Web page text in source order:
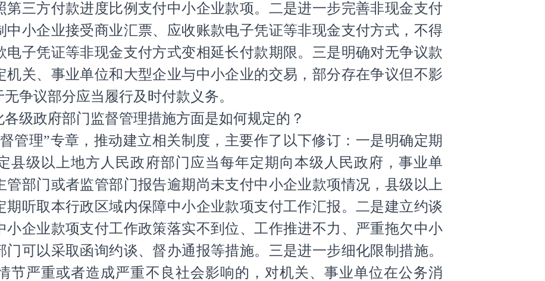
第三方付款进度比例支付中小企业款项。二是进一步完善非现金支付
中小企业接受商业汇票、应收账款电子凭证等非现金支付方式，不得
电子凭证等非现金支付方式变相延长付款期限。三是明确对无争议款
机关、事业单位和大型企业与中小企业的交易，部分存在争议但不影
争议部分应当履行及时付款义务。
政府部门监督管理措施方面是如何规定的？
理”专章，推动建立相关制度，主要作了以下修订：一是明确定期
县级以上地方人民政府部门应当每年定期向本级人民政府，事业单
管部门或者监管部门报告逾期尚未支付中小企业款项情况，县级以上
期听取本行政区域内保障中小企业款项支付工作汇报。二是建立约谈
小企业款项支付工作政策落实不到位、工作推进不力、严重拖欠中小
可以采取函询约谈、督办通报等措施。三是进一步细化限制措施。
节严重或者造成严重不良社会影响的，对机关、事业单位在公务消